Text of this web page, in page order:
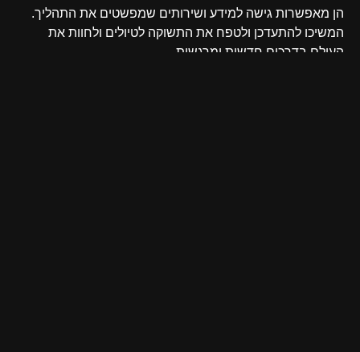
הן מאפשרות גישה למידע ושירותים שמפשטים את התהליך.
המשיכו להתעדכן ולטפח את התשוקה לטיולים ולחוות את
העולם בדרכים חדשות ומרגשות.